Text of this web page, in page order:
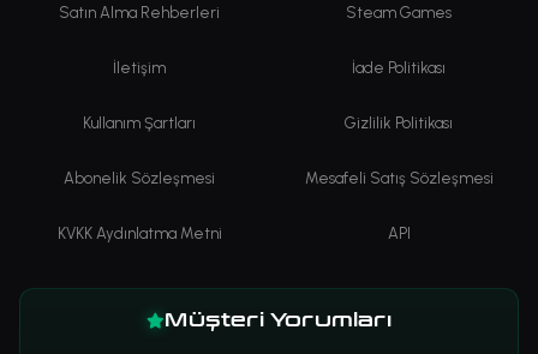
Satın Alma Rehberleri Steam Games
İletişim İade Politikası
Kullanım Şartları Gizlilik Politikası
Abonelik Sözleşmesi Mesafeli Satış Sözleşmesi
KVKK Aydınlatma Metni API
Müşteri Yorumları